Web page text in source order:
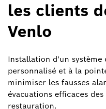
les clients
Venlo
Installation d'un
personnalisé et à la
minimiser les fausses
évacuations efficaces
restauration.